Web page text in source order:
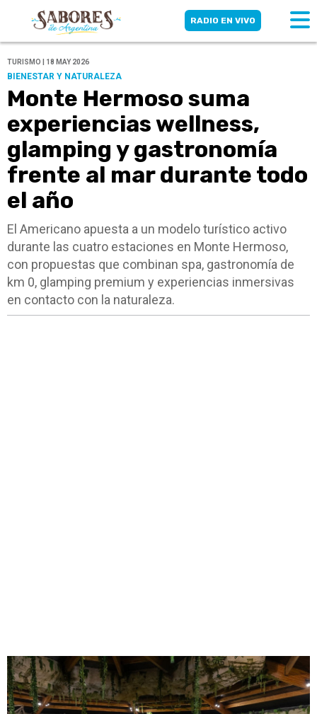
RADIO EN VIVO
TURISMO | 18 MAY 2026
BIENESTAR Y NATURALEZA
Monte Hermoso suma
experiencias wellness,
glamping y gastronomía
frente al mar durante todo
el año
El Americano apuesta a un modelo turístico activo
durante las cuatro estaciones en Monte Hermoso,
con propuestas que combinan spa, gastronomía de
km 0, glamping premium y experiencias inmersivas
en contacto con la naturaleza.